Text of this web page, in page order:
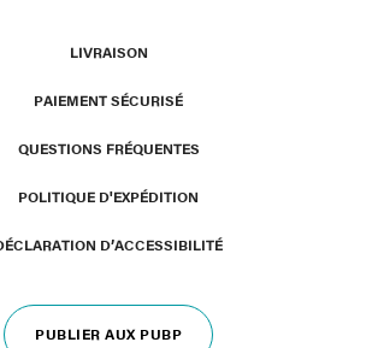
LIVRAISON
PAIEMENT SÉCURISÉ
QUESTIONS FRÉQUENTES
POLITIQUE D'EXPÉDITION
D’ACCESSIBILITÉ
PUBLIER AUX PUBP